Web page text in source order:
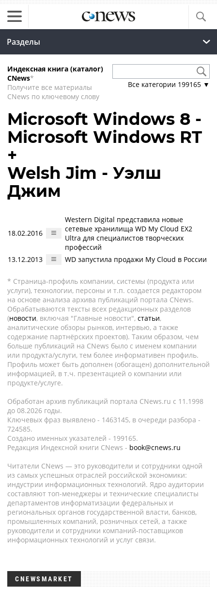
Разделы
Индексная книга (каталог)
CNews*
Получите все материалы
CNews по ключевому слову
Все категории 199165 ▼
Microsoft Windows 8 -
Microsoft Windows RT
+
Welsh Jim - Уэлш
Джим
18.02.2016
Western Digital представила новые
сетевые хранилища WD My Cloud EX2
Ultra для специалистов творческих
профессий
13.12.2013
WD запустила продажи My Cloud в России
* Страница-профиль компании, системы (продукта или
услуги), технологии, персоны и т.п. создается редактором
на основе анализа архива публикаций портала CNews.
Обрабатываются тексты всех редакционных разделов
(новости, включая "Главные новости", статьи,
аналитические обзоры рынков, интервью, а также
содержание партнёрских проектов). Таким образом, чем
больше публикаций на CNews было с именем компании
или продукта/услуги, тем более информативен профиль.
Профиль может быть дополнен (обогащен) дополнительной
информацией, в т.ч. презентацией о компании или
продукте/услуге.
Обработан архив публикаций портала CNews.ru c 11.1998
до 08.2026 годы.
Ключевых фраз выявлено - 1463145, в очереди разбора -
724585.
Создано именных указателей - 199165.
Редакция Индексной книги CNews - book@cnews.ru
Читатели CNews — это руководители и сотрудники одной
из самых успешных отраслей российской экономики:
индустрии информационных технологий. Ядро аудитории
составляют топ-менеджеры и технические специалисты
департаментов информатизации федеральных и
региональных органов государственной власти, банков,
промышленных компаний, розничных сетей, а также
руководители и сотрудники компаний-поставщиков
информационных технологий и услуг связи.
CNEWSMARKET